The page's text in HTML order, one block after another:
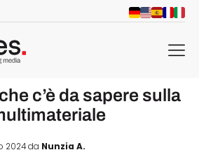
menu
c’è da sapere sulla
2024 da Nunzia A.